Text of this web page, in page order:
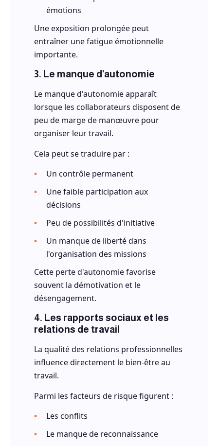
émotions
Une exposition prolongée peut
entraîner une fatigue émotionnelle
importante.
3. Le manque d'autonomie
Le manque d'autonomie apparaît
lorsque les collaborateurs disposent de
peu de marge de manœuvre pour
organiser leur travail.
Cela peut se traduire par :
Un contrôle permanent
Une faible participation aux
décisions
Peu de possibilités d'initiative
Un manque de liberté dans
l'organisation des missions
Cette perte d'autonomie favorise
souvent la démotivation et le
désengagement.
4. Les rapports sociaux et les
relations de travail
La qualité des relations professionnelles
influence directement le bien-être au
travail.
Parmi les facteurs de risque figurent :
Les conflits
Le manque de reconnaissance